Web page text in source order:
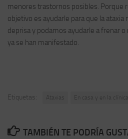
menores trastornos posibles. Porque
objetivo es ayudarle para que la ataxia
deprisa y podamos ayudarle a frenar
ya se han manifestado.
Etiquetas: Ataxias En casa y en la clínica
TAMBIÉN TE PODRÍA